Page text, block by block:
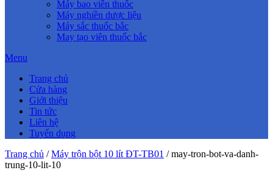
Máy bao viên thuốc
Máy nghiền dược liệu
Máy sắc thuốc bắc
May tạo viên thuốc bắc
Menu
Trang chủ
Cửa hàng
Giới thiệu
Tin tức
Liên hệ
Tuyển dụng
Trang chủ /Máy trộn bột 10 lít ĐT-TB01 /may-tron-bot-va-danh-
trung-10-lit-10